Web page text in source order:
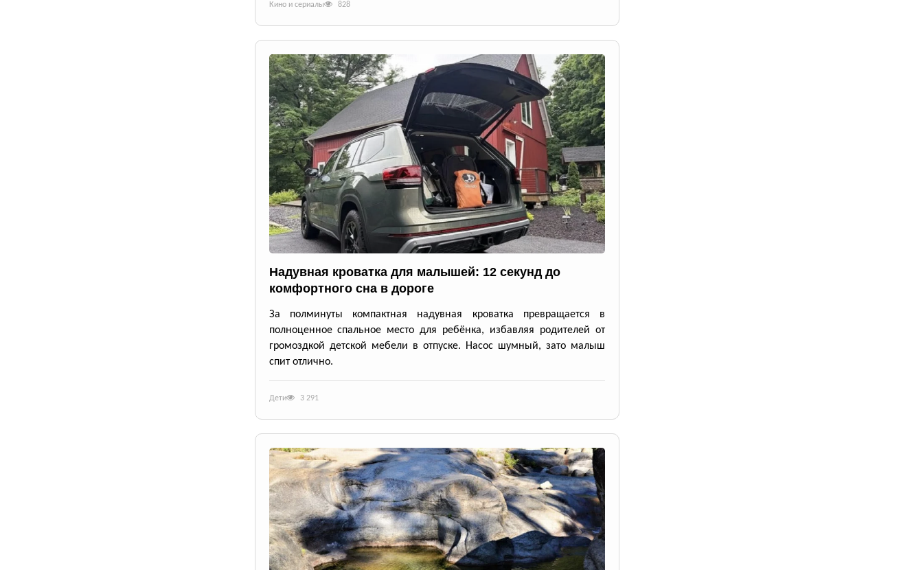
Кино и сериалы 828
Надувная кроватка для малышей: 12 секунд до
комфортного сна в дороге
За полминуты компактная надувная кроватка превращается в
полноценное спальное место для ребёнка, избавляя родителей от
громоздкой детской мебели в отпуске. Насос шумный, зато малыш
спит отлично.
Дети 3 291